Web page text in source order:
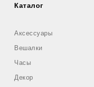
Каталог
Аксессуары
Вешалки
Часы
Декор